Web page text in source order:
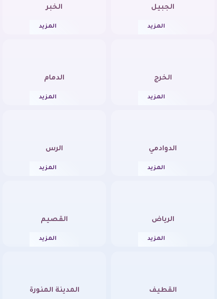
الجبيل
المزيد
الخبر
المزيد
الخرج
المزيد
الدمام
المزيد
الدوادمي
المزيد
الرس
المزيد
الرياض
المزيد
القصيم
المزيد
القطيف المدينة المنورة